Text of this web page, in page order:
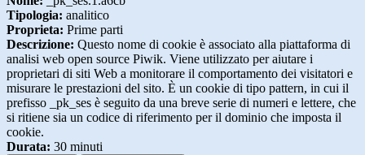
Tipologia: analitico
Proprieta: Prime parti
Descrizione: Questo nome di cookie è associato alla piattaforma di
analisi web open source Piwik. Viene utilizzato per aiutare i
proprietari di siti Web a monitorare il comportamento dei visitatori e
misurare le prestazioni del sito. È un cookie di tipo pattern, in cui il
prefisso _pk_ses è seguito da una breve serie di numeri e lettere, che
si ritiene sia un codice di riferimento per il dominio che imposta il
cookie.
Durata: 30 minuti